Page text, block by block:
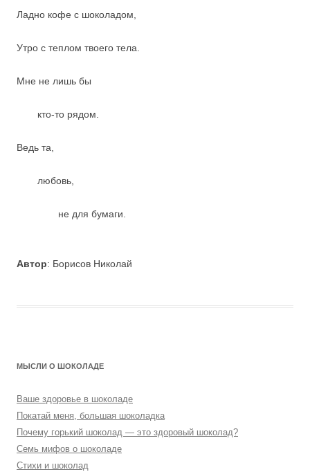
Ладно кофе с шоколадом,
Утро с теплом твоего тела.
Мне не лишь бы
кто-то рядом.
Ведь та,
любовь,
не для бумаги.
Автор: Борисов Николай
МЫСЛИ О ШОКОЛАДЕ
Ваше здоровье в шоколаде
Покатай меня, большая шоколадка
Почему горький шоколад — это здоровый шоколад?
Семь мифов о шоколаде
Стихи и шоколад